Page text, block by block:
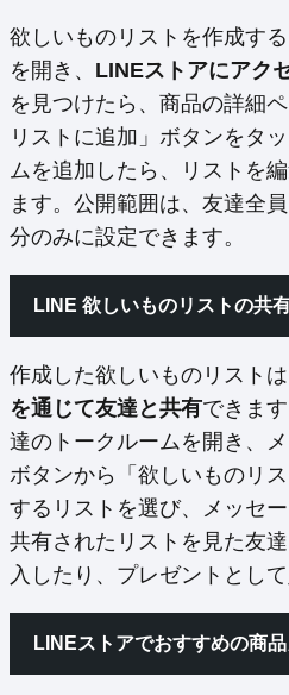
欲しいものリストを作成す
を開き、 LINEストアにアク
を見つけたら、商品の詳細
リストに追加」ボタンをタ
ムを追加したら、リストを
ます。公開範囲は、友達全
分のみに設定できます。
LINE 欲しいものリストの共
作成した欲しいものリスト
を通じて友達と共有できま
達のトークルームを開き、
ボタンから「欲しいものリ
するリストを選び、メッセ
共有されたリストを見た友
入したり、プレゼントとし
LINEストアでおすすめの商